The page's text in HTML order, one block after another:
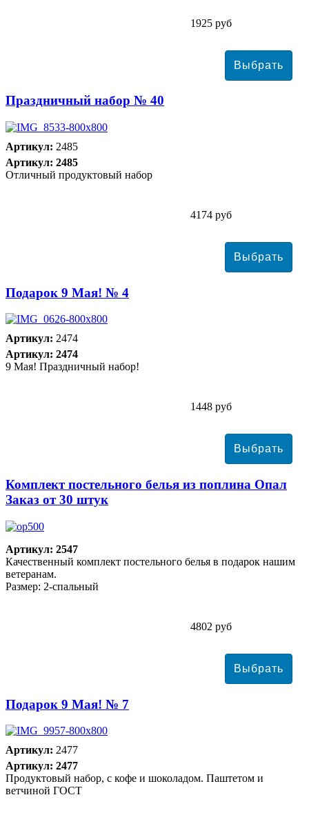
1925 руб
Праздничный набор № 40
Артикул: 2485
Артикул: 2485
Отличный продуктовый набор
4174 руб
Подарок 9 Мая! № 4
Артикул: 2474
Артикул: 2474
9 Мая! Праздничный набор!
1448 руб
Комплект постельного белья из поплина Опал
Заказ от 30 штук
Артикул: 2547
Качественный комплект постельного белья в подарок нашим
ветеранам.
Размер: 2-спальный
4802 руб
Подарок 9 Мая! № 7
Артикул: 2477
Артикул: 2477
Продуктовый набор, с кофе и шоколадом. Паштетом и
ветчиной ГОСТ